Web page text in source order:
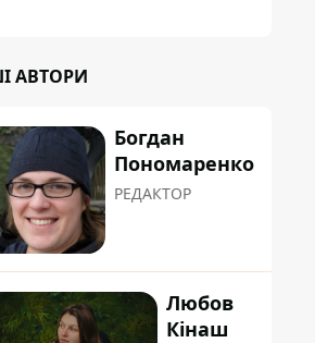
АВТОРИ
Богдан
Пономаренко
РЕДАКТОР
Любов
Кінаш